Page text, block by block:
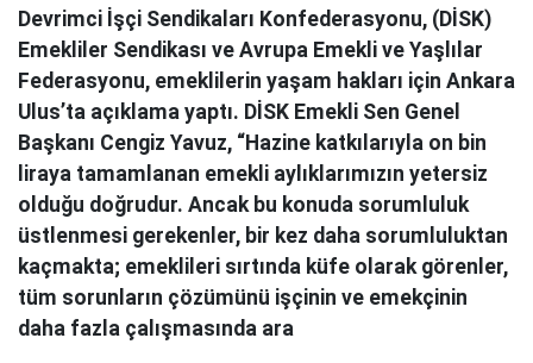
Devrimci İşçi Sendikaları Konfederasyonu, (DİSK)
Emekliler Sendikası ve Avrupa Emekli ve Yaşlılar
Federasyonu, emeklilerin yaşam hakları için Ankara
Ulus’ta açıklama yaptı. DİSK Emekli Sen Genel
Başkanı Cengiz Yavuz, “Hazine katkılarıyla on bin
liraya tamamlanan emekli aylıklarımızın yetersiz
olduğu doğrudur. Ancak bu konuda sorumluluk
üstlenmesi gerekenler, bir kez daha sorumluluktan
kaçmakta; emeklileri sırtında küfe olarak görenler,
tüm sorunların çözümünü işçinin ve emekçinin
daha fazla çalışmasında ara